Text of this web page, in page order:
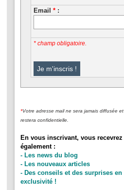
Email * :
* champ obligatoire.
*Votre adresse mail ne sera jamais diffusée et
restera confidentielle.
En vous inscrivant, vous recevrez
également :
- Les news du blog
- Les nouveaux articles
- Des conseils et des surprises en
exclusivité !